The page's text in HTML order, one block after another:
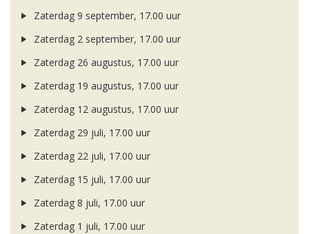
Zaterdag 9 september, 17.00 uur
Zaterdag 2 september, 17.00 uur
Zaterdag 26 augustus, 17.00 uur
Zaterdag 19 augustus, 17.00 uur
Zaterdag 12 augustus, 17.00 uur
Zaterdag 29 juli, 17.00 uur
Zaterdag 22 juli, 17.00 uur
Zaterdag 15 juli, 17.00 uur
Zaterdag 8 juli, 17.00 uur
Zaterdag 1 juli, 17.00 uur